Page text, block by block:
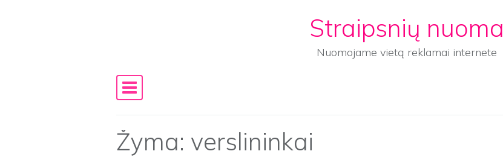
Straipsnių nuoma
Nuomojame vietą reklamai internete
Main Navigation
Žyma: verslininkai